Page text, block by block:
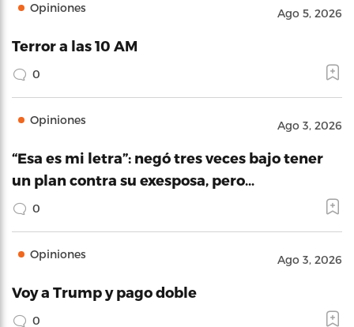
Opiniones Ago 5, 2026
Terror a las 10 AM
0
Opiniones Ago 3, 2026
“Esa es mi letra”: negó tres veces bajo tener
un plan contra su exesposa, pero…
0
Opiniones Ago 3, 2026
Voy a Trump y pago doble
0